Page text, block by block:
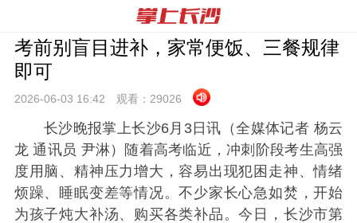
考前别盲目进补，家常便饭、三餐规律
即可
2026-06-03 16:42 观看： 29026
长沙晚报掌上长沙6月3日讯（全媒体记者 杨云
龙 通讯员 尹淋）随着高考临近，冲刺阶段考生高强
度用脑、精神压力增大，容易出现犯困走神、情绪
烦躁、睡眠变差等情况。不少家长心急如焚，开始
为孩子炖大补汤、购买各类补品。今日，长沙市第